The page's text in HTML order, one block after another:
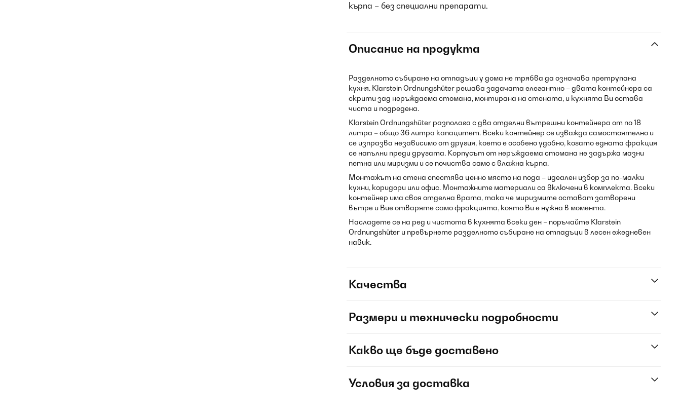
кърпа – без специални препарати.
Описание на продукта
Разделното събиране на отпадъци у дома не трябва да означава претрупана
кухня. Klarstein Ordnungshüter решава задачата елегантно – двата контейнера са
скрити зад неръждаема стомана, монтирана на стената, и кухнята Ви остава
чиста и подредена.
Klarstein Ordnungshüter разполага с два отделни вътрешни контейнера от по 18
литра – общо 36 литра капацитет. Всеки контейнер се изважда самостоятелно и
се изпразва независимо от другия, което е особено удобно, когато едната фракция
се напълни преди другата. Корпусът от неръждаема стомана не задържа мазни
петна или миризми и се почиства само с влажна кърпа.
Монтажът на стена спестява ценно място на пода – идеален избор за по-малки
кухни, коридори или офис. Монтажните материали са включени в комплекта. Всеки
контейнер има своя отделна врата, така че миризмите остават затворени
вътре и Вие отваряте само фракцията, която Ви е нужна в момента.
Насладете се на ред и чистота в кухнята всеки ден – поръчайте Klarstein
Ordnungshüter и превърнете разделното събиране на отпадъци в лесен ежедневен
навик.
Качества
Размери и технически подробности
Какво ще бъде доставено
Условия за доставка